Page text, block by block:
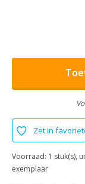
Zet in
Voorraad: 1 stuk(s),
exemplaar